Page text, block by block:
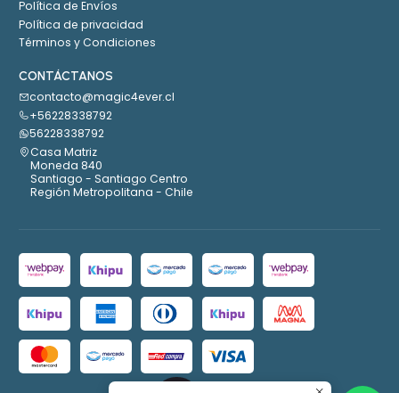
Política de Envíos
Política de privacidad
Términos y Condiciones
CONTÁCTANOS
contacto@magic4ever.cl
+56228338792
56228338792
Casa Matriz
Moneda 840
Santiago - Santiago Centro
Región Metropolitana - Chile